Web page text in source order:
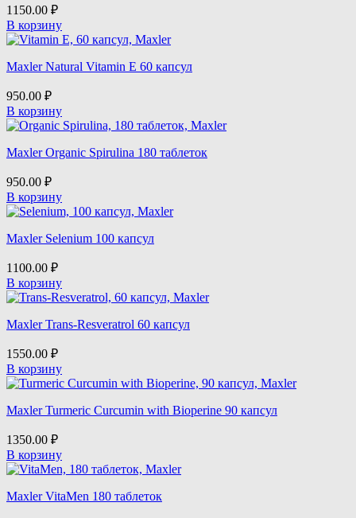
1150.00 ₽
В корзину
Maxler Natural Vitamin E 60 капсул
950.00 ₽
В корзину
Maxler Organic Spirulina 180 таблеток
950.00 ₽
В корзину
Maxler Selenium 100 капсул
1100.00 ₽
В корзину
Maxler Trans-Resveratrol 60 капсул
1550.00 ₽
В корзину
Maxler Turmeric Curcumin with Bioperine 90 капсул
1350.00 ₽
В корзину
Maxler VitaMen 180 таблеток